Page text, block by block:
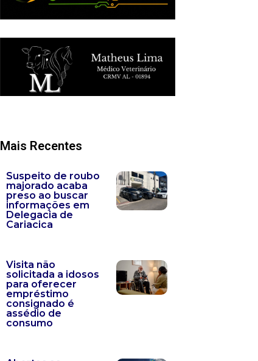
Mais Recentes
Suspeito de roubo
majorado acaba
preso ao buscar
informações em
Delegacia de
Cariacica
Visita não
solicitada a idosos
para oferecer
empréstimo
consignado é
assédio de
consumo